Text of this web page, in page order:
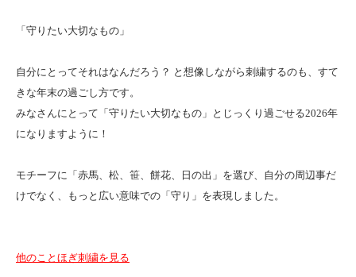
「守りたい大切なもの」
自分にとってそれはなんだろう？ と想像しながら刺繍するのも、すて
きな年末の過ごし方です。
みなさんにとって「守りたい大切なもの」とじっくり過ごせる2026年
になりますように！
モチーフに「赤馬、松、笹、餅花、日の出」を選び、自分の周辺事だ
けでなく、もっと広い意味での「守り」を表現しました。
他のことほぎ刺繍を見る